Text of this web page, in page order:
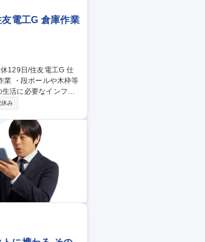
電工G 倉庫作業
カーボンニュートラ
休み